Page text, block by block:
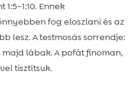
Ennek
fog eloszlani és az
lesz. A testmosás sorrendje:
lábak. A pofát finoman,
tisztítsuk.